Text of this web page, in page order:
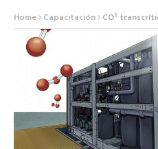
Home Capacitación CO²